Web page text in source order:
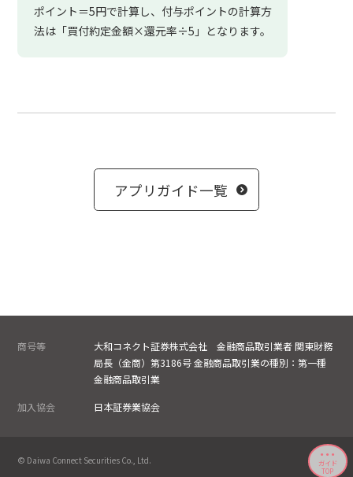
ポイント＝5円で計算し、付与ポイントの計算方
法は「買付約定金額×還元率÷5」となります。
アプリガイド一覧
商号等
大和コネクト証券株式会社 金融商品取引業者 関東財務
局長（金商）第3186号 金融商品取引業の種別：第一種
金融商品取引業
加入協会 日本証券業協会
© Daiwa Connect Securities Co., Ltd.
ガイド
TOP